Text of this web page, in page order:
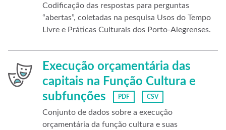
Codificação das respostas para perguntas
“abertas”, coletadas na pesquisa Usos do Tempo
Livre e Práticas Culturais dos Porto-Alegrenses.
Execução orçamentária das
capitais na Função Cultura e
subfunções
PDF CSV
Conjunto de dados sobre a execução
orçamentária da função cultura e suas